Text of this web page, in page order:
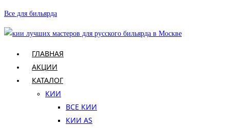
Перейти
к
содержимому
Все для бильярда
ГЛАВНАЯ
АКЦИИ
КАТАЛОГ
КИИ
ВСЕ КИИ
КИИ AS